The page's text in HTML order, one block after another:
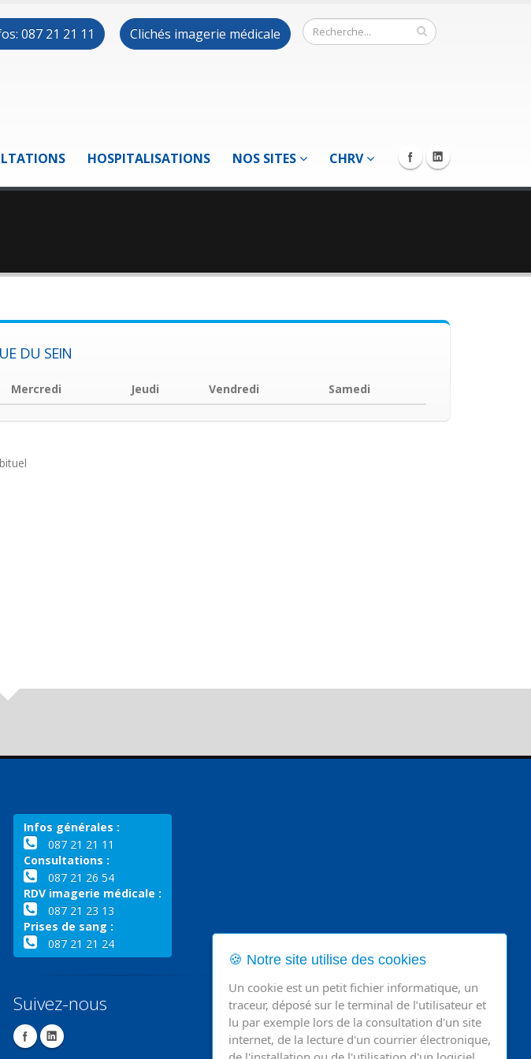
087 21 21 11 Clichés imagerie médicale
HOSPITALISATIONS NOS SITES CHRV
DU SEIN
Mercredi Jeudi Vendredi Samedi
Infos générales :
087 21 21 11
Consultations :
087 21 26 54
RDV imagerie médicale :
087 21 23 13
Prises de sang :
087 21 21 24
Suivez-nous
🍪 Notre site utilise des cookies
Un cookie est un petit fichier informatique, un
traceur, déposé sur le terminal de l’utilisateur et
lu par exemple lors de la consultation d'un site
internet, de la lecture d'un courrier électronique,